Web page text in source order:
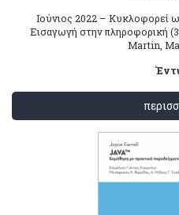
Ιούνιος 2022 – Κυκλοφορεί
Εισαγωγή στην πληροφορική
Martin,